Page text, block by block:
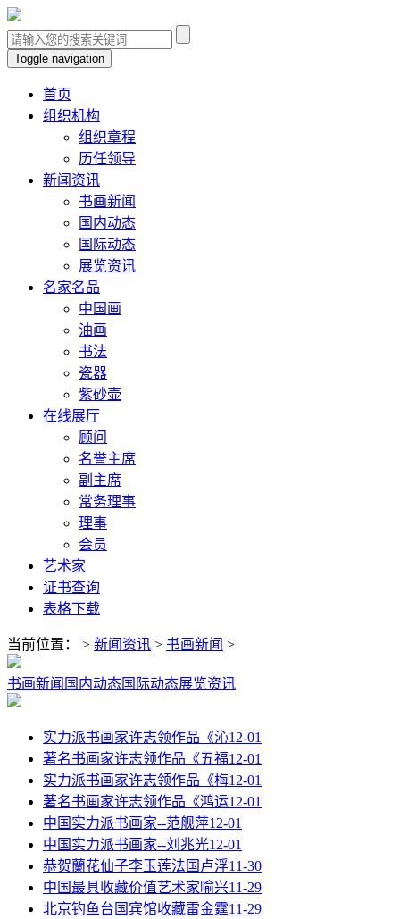
Toggle navigation
首页
组织机构
组织章程
历任领导
新闻资讯
书画新闻
国内动态
国际动态
展览资讯
名家名品
中国画
油画
书法
瓷器
紫砂壶
在线展厅
顾问
名誉主席
副主席
常务理事
理事
会员
艺术家
证书查询
表格下载
当前位置： > 新闻资讯 > 书画新闻 >
书画新闻 国内动态国际动态展览资讯
实力派书画家许志领作品《沁12-01
著名书画家许志领作品《五福12-01
实力派书画家许志领作品《梅12-01
著名书画家许志领作品《鸿运12-01
中国实力派书画家--范舰萍12-01
中国实力派书画家--刘兆光12-01
恭贺蘭花仙子李玉莲法国卢浮11-30
中国最具收藏价值艺术家喻兴11-29
北京钓鱼台国宾馆收藏雷金霆11-29